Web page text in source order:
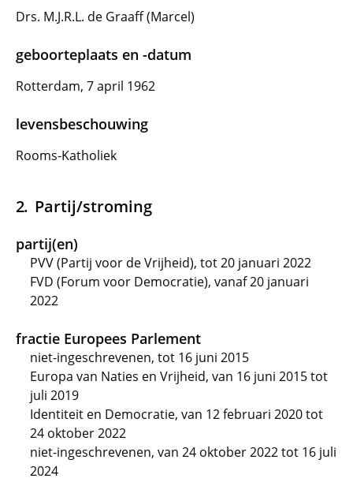
Drs. M.J.R.L. de Graaff (Marcel)
geboorteplaats en -datum
Rotterdam, 7 april 1962
levensbeschouwing
Rooms-Katholiek
Partij/stroming
partij(en)
PVV (Partij voor de Vrijheid), tot 20 januari 2022
FVD (Forum voor Democratie), vanaf 20 januari
2022
fractie Europees Parlement
niet-ingeschrevenen, tot 16 juni 2015
Europa van Naties en Vrijheid, van 16 juni 2015 tot
juli 2019
Identiteit en Democratie, van 12 februari 2020 tot
24 oktober 2022
niet-ingeschrevenen, van 24 oktober 2022 tot 16 juli
2024